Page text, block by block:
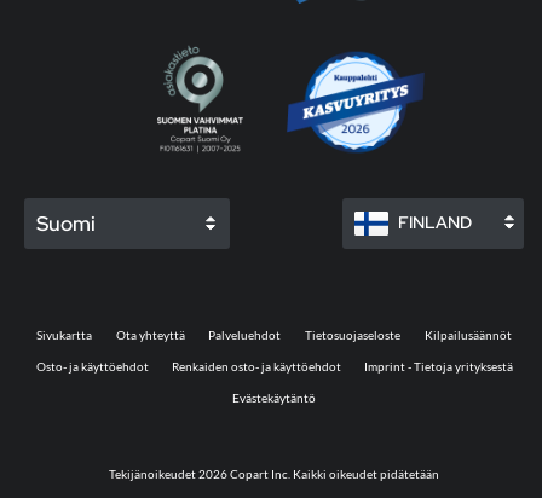
Suomi FINLAND
Tekijänoikeudet 2026 Copart Inc. Kaikki oikeudet pidätetään
Sivukartta Ota yhteyttä Palveluehdot Tietosuojaseloste Kilpailusäännöt
Osto- ja käyttöehdot Renkaiden osto- ja käyttöehdot Imprint - Tietoja yrityksestä
Evästekäytäntö